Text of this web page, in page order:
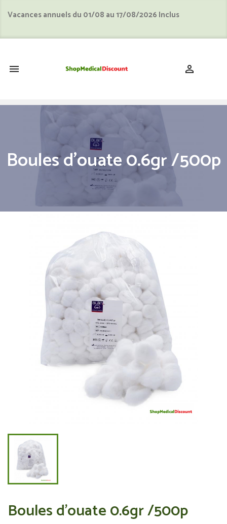
Vacances annuels du 01/08 au 17/08/2026 Inclus
 
Boules d'ouate 0.6gr /500p
Boules d'ouate 0.6gr /500p